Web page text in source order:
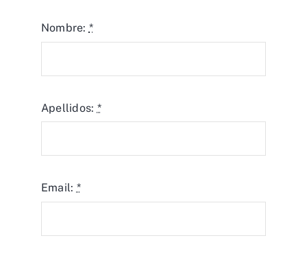
Nombre: *
Apellidos: *
Email: *